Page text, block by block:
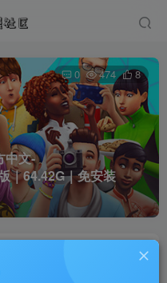
中文-
｜64.42G｜免安装
0 474 8
关注